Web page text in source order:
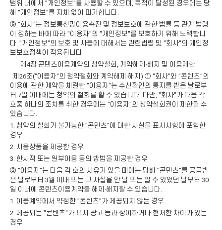
범위 내에서 "개인정보"를 사용할 수 있으며, 목적이 달성된 경우에는 당
해 "개인정보"를 지체 없이 파기합니다.
⑨ "회사"는 정보통신망이용촉진 및 정보보호에 관한 법률 등 관계 법령
이 정하는 바에 따라 "이용자"의 "개인정보"를 보호하기 위해 노력합니
다. "개인정보"의 보호 및 사용에 대해서는 관련법령 및 "회사"의 개인정
보보호정책이 적용됩니다.
제4장 콘텐츠이용계약의 청약철회, 계약해제·해지 및 이용제한
제26조("이용자"의 청약철회와 계약해제·해지) ① "회사"와 "콘텐츠"의
이용에 관한 계약을 체결한 "이용자"는 수신확인의 통지를 받은 날로부
터 7일 이내에는 청약의 철회를 할 수 있습니다. 다만, "회사"가 다음 각
호중 하나의 조치를 취한 경우에는 "이용자"의 청약철회권이 제한될 수
있습니다.
1. 청약의 철회가 불가능한 "콘텐츠"에 대한 사실을 표시사항에 포함한
경우
2. 시용상품을 제공한 경우
3. 한시적 또는 일부이용 등의 방법을 제공한 경우
② "이용자"는 다음 각 호의 사유가 있을 때에는 당해 "콘텐츠"를 공급받
은 날로부터 3월 이내 또는 그 사실을 안 날 또는 알 수 있었던 날부터 30
일 이내에 콘텐츠이용계약을 해제·해지할 수 있습니다.
1. 이용계약에서 약정한 "콘텐츠"가 제공되지 않는 경우
2. 제공되는 "콘텐츠"가 표시·광고 등과 상이하거나 현저한 차이가 있는
경우